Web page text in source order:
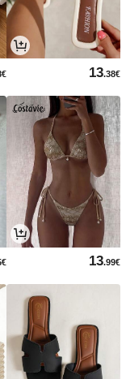
13.38€
13.99€